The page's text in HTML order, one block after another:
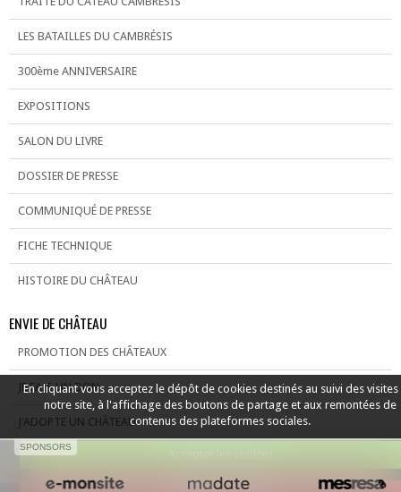
LES BATAILLES DU CAMBRÉSIS
300ème ANNIVERSAIRE
EXPOSITIONS
SALON DU LIVRE
DOSSIER DE PRESSE
COMMUNIQUÉ DE PRESSE
FICHE TECHNIQUE
HISTOIRE DU CHÂTEAU
ENVIE DE CHÂTEAU
PROMOTION DES CHÂTEAUX
JE FAIS UN DON
J'ADOPTE UN CHÂTEAU
LA GUILDE
SPONSORS
En cliquant vous acceptez le dépôt de cookies destinés au suivi des visites
notre site, à l'affichage des boutons de partage et aux remontées de
contenus des plateformes sociales.
Accepter les cookies